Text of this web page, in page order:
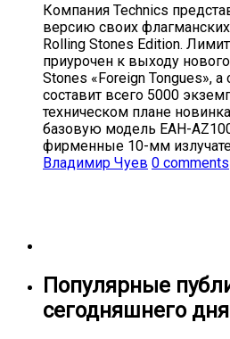
Компания Technics
версию своих
Rolling Stones Edition.
приурочен к выходу
Stones «Foreign Tongues»,
составит всего 5000
техническом плане
базовую модель EAH-
фирменные 10-мм
Владимир Чуев 0 comments
Популярные
сегодняшнего дня